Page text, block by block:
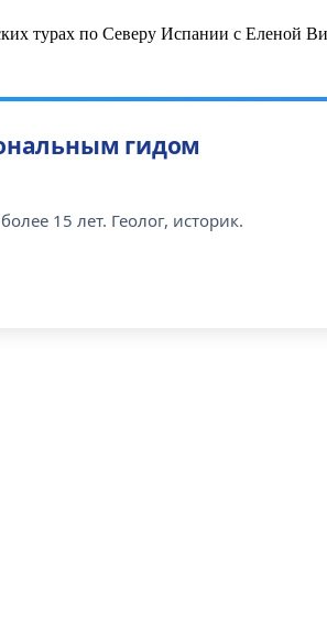
турах по Северу Испании с Еленой
гидом
15 лет. Геолог, историк.